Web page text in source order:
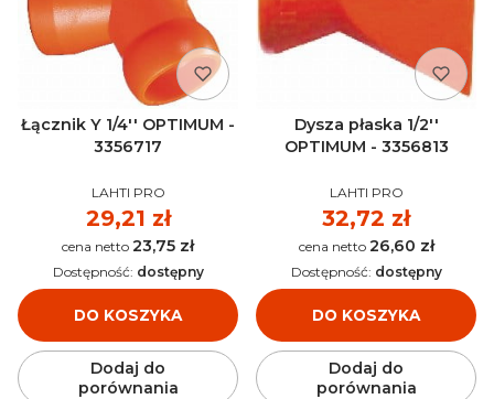
Łącznik Y 1/4'' OPTIMUM -
3356717
PRODUCENT
LAHTI PRO
Cena
29,21 zł
Cena 23,75 zł
DO KOSZYKA
Dostępność: dostępny
Dodaj do
porównania
Dysza płaska 1/2''
OPTIMUM - 3356813
PRODUCENT
LAHTI PRO
Cena
32,72 zł
Cena 26,60 zł
DO KOSZYKA
Dostępność: dostępny
Dodaj do
porównania